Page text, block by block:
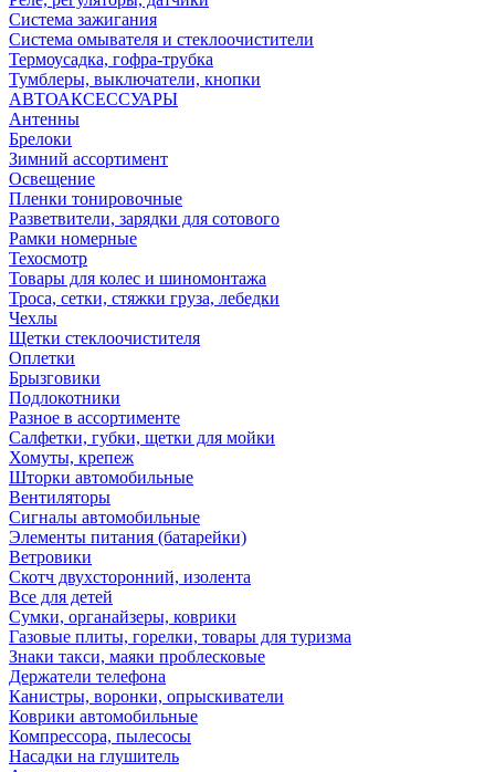
Система зажигания
Система омывателя и стеклоочистители
Термоусадка, гофра-трубка
Тумблеры, выключатели, кнопки
АВТОАКСЕССУАРЫ
Антенны
Брелоки
Зимний ассортимент
Освещение
Пленки тонировочные
Разветвители, зарядки для сотового
Рамки номерные
Техосмотр
Товары для колес и шиномонтажа
Троса, сетки, стяжки груза, лебедки
Чехлы
Щетки стеклоочистителя
Оплетки
Брызговики
Подлокотники
Разное в ассортименте
Салфетки, губки, щетки для мойки
Хомуты, крепеж
Шторки автомобильные
Вентиляторы
Сигналы автомобильные
Элементы питания (батарейки)
Ветровики
Скотч двухсторонний, изолента
Все для детей
Сумки, органайзеры, коврики
Газовые плиты, горелки, товары для туризма
Знаки такси, маяки проблесковые
Держатели телефона
Канистры, воронки, опрыскиватели
Коврики автомобильные
Компрессора, пылесосы
Насадки на глушитель